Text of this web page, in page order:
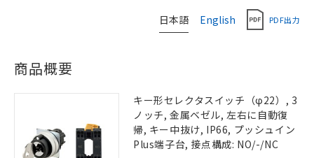
日本語 English PDF出力
商品概要
キー形セレクタスイッチ（φ22）, 3
ノッチ, 金属ベゼル, 左右に自動復
帰, キー中抜け, IP66, プッシュイン
Plus端子台, 接点構成: NO/-/NC